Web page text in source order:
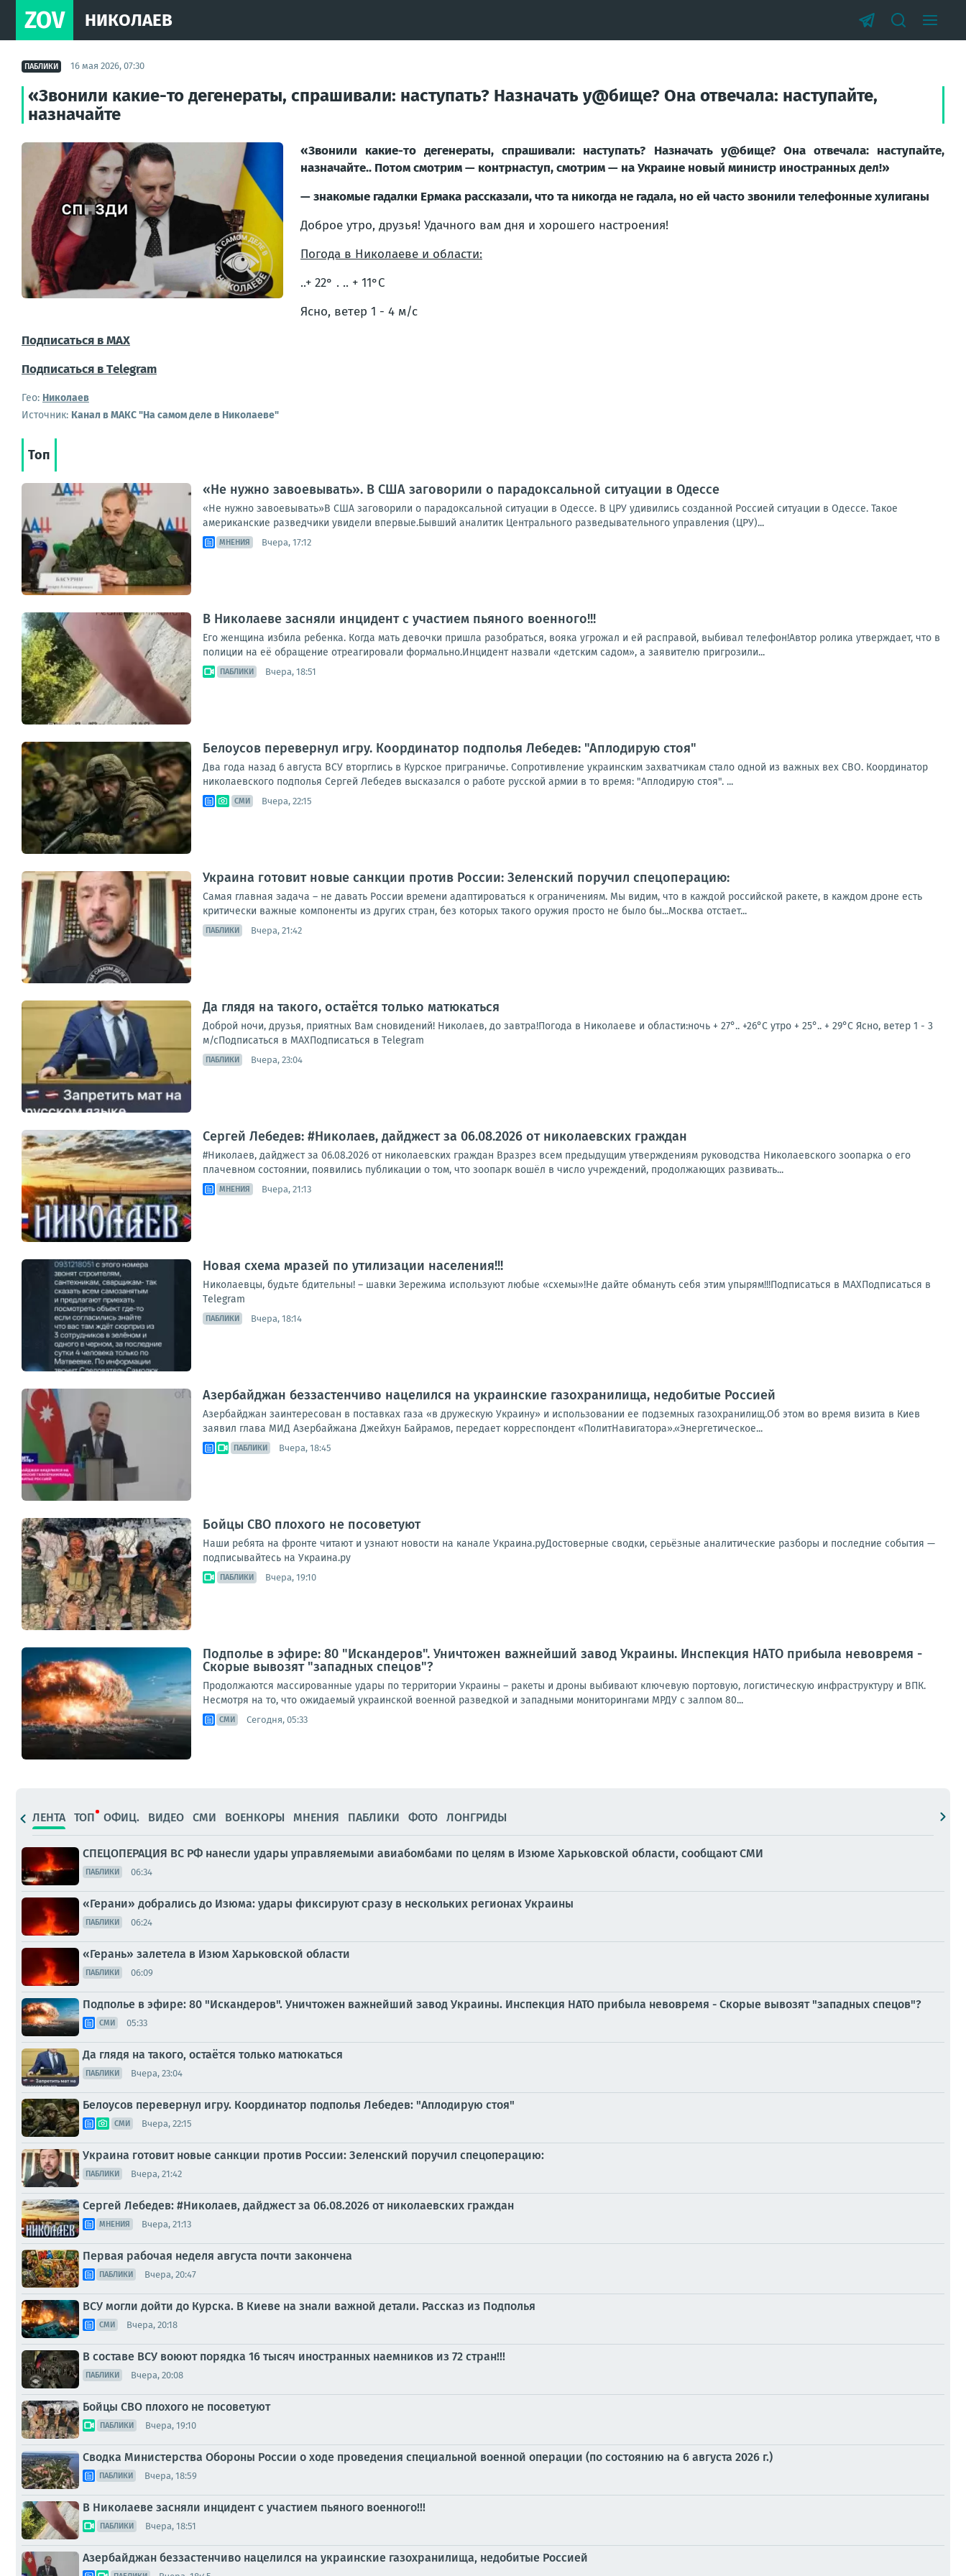
ZOV НИКОЛАЕВ
ПАБЛИКИ 16 мая 2026, 07:30
«Звонили какие-то дегенераты, спрашивали: наступать? Назначать у@бище? Она отвечала: наступайте,
назначайте
«Звонили какие-то дегенераты, спрашивали: наступать? Назначать у@бище? Она отвечала: наступайте,
назначайте.. Потом смотрим — контрнаступ, смотрим — на Украине новый министр иностранных дел!»
— знакомые гадалки Ермака рассказали, что та никогда не гадала, но ей часто звонили телефонные хулиганы
Доброе утро, друзья! Удачного вам дня и хорошего настроения!
Погода в Николаеве и области:
..+ 22° . .. + 11°С
Ясно, ветер 1 - 4 м/с
Подписаться в МАХ
Подписаться в Тelegram
Гео: Николаев
Источник: Канал в МАКС "На самом деле в Николаеве"
Топ
«Не нужно завоевывать». В США заговорили о парадоксальной ситуации в Одессе
«Не нужно завоевывать»В США заговорили о парадоксальной ситуации в Одессе. В ЦРУ удивились созданной Россией ситуации в Одессе. Такое
американские разведчики увидели впервые.Бывший аналитик Центрального разведывательного управления (ЦРУ)...
МНЕНИЯ Вчера, 17:12
В Николаеве засняли инцидент с участием пьяного военного!!!
Его женщина избила ребенка. Когда мать девочки пришла разобраться, вояка угрожал и ей расправой, выбивал телефон!Автор ролика утверждает, что в
полиции на её обращение отреагировали формально.Инцидент назвали «детским садом», а заявителю пригрозили...
ПАБЛИКИ Вчера, 18:51
Белоусов перевернул игру. Координатор подполья Лебедев: "Аплодирую стоя"
Два года назад 6 августа ВСУ вторглись в Курское приграничье. Сопротивление украинским захватчикам стало одной из важных вех СВО. Координатор
николаевского подполья Сергей Лебедев высказался о работе русской армии в то время: "Аплодирую стоя". ...
СМИ Вчера, 22:15
Украина готовит новые санкции против России: Зеленский поручил спецоперацию:
Самая главная задача – не давать России времени адаптироваться к ограничениям. Мы видим, что в каждой российской ракете, в каждом дроне есть
критически важные компоненты из других стран, без которых такого оружия просто не было бы...Москва отстает...
ПАБЛИКИ Вчера, 21:42
Да глядя на такого, остаётся только матюкаться
Доброй ночи, друзья, приятных Вам сновидений! Николаев, до завтра!Погода в Николаеве и области:ночь + 27°.. +26°С утро + 25°.. + 29°С Ясно, ветер 1 - 3
м/сПодписаться в МАХПодписаться в Тelegram
ПАБЛИКИ Вчера, 23:04
Сергей Лебедев: #Николаев, дайджест за 06.08.2026 от николаевских граждан
#Николаев, дайджест за 06.08.2026 от николаевских граждан Вразрез всем предыдущим утверждениям руководства Николаевского зоопарка о его
плачевном состоянии, появились публикации о том, что зоопарк вошёл в число учреждений, продолжающих развивать...
МНЕНИЯ Вчера, 21:13
Новая схема мразей по утилизации населения!!!
Николаевцы, будьте бдительны! – шавки Зережима используют любые «схемы»!Не дайте обмануть себя этим упырям!!!Подписаться в МАХПодписаться в
Тelegram
ПАБЛИКИ Вчера, 18:14
Азербайджан беззастенчиво нацелился на украинские газохранилища, недобитые Россией
Азербайджан заинтересован в поставках газа «в дружескую Украину» и использовании ее подземных газохранилищ.Об этом во время визита в Киев
заявил глава МИД Азербайжана Джейхун Байрамов, передает корреспондент «ПолитНавигатора».«Энергетическое...
ПАБЛИКИ Вчера, 18:45
Бойцы СВО плохого не посоветуют
Наши ребята на фронте читают и узнают новости на канале Украина.руДостоверные сводки, серьёзные аналитические разборы и последние события —
подписывайтесь на Украина.ру
ПАБЛИКИ Вчера, 19:10
Подполье в эфире: 80 "Искандеров". Уничтожен важнейший завод Украины. Инспекция НАТО прибыла невовремя -
Скорые вывозят "западных спецов"?
Продолжаются массированные удары по территории Украины – ракеты и дроны выбивают ключевую портовую, логистическую инфраструктуру и ВПК.
Несмотря на то, что ожидаемый украинской военной разведкой и западными мониторингами МРДУ с залпом 80...
СМИ Сегодня, 05:33
ЛЕНТА ТОП ОФИЦ. ВИДЕО СМИ ВОЕНКОРЫ МНЕНИЯ ПАБЛИКИ ФОТО ЛОНГРИДЫ
СПЕЦОПЕРАЦИЯ ВС РФ нанесли удары управляемыми авиабомбами по целям в Изюме Харьковской области, сообщают СМИ
ПАБЛИКИ 06:34
«Герани» добрались до Изюма: удары фиксируют сразу в нескольких регионах Украины
ПАБЛИКИ 06:24
«Герань» залетела в Изюм Харьковской области
ПАБЛИКИ 06:09
Подполье в эфире: 80 "Искандеров". Уничтожен важнейший завод Украины. Инспекция НАТО прибыла невовремя - Скорые вывозят "западных спецов"?
СМИ 05:33
Да глядя на такого, остаётся только матюкаться
ПАБЛИКИ Вчера, 23:04
Белоусов перевернул игру. Координатор подполья Лебедев: "Аплодирую стоя"
СМИ Вчера, 22:15
Украина готовит новые санкции против России: Зеленский поручил спецоперацию:
ПАБЛИКИ Вчера, 21:42
Сергей Лебедев: #Николаев, дайджест за 06.08.2026 от николаевских граждан
МНЕНИЯ Вчера, 21:13
Первая рабочая неделя августа почти закончена
ПАБЛИКИ Вчера, 20:47
ВСУ могли дойти до Курска. В Киеве на знали важной детали. Рассказ из Подполья
СМИ Вчера, 20:18
В составе ВСУ воюют порядка 16 тысяч иностранных наемников из 72 стран!!!
ПАБЛИКИ Вчера, 20:08
Бойцы СВО плохого не посоветуют
ПАБЛИКИ Вчера, 19:10
Сводка Министерства Обороны России о ходе проведения специальной военной операции (по состоянию на 6 августа 2026 г.)
ПАБЛИКИ Вчера, 18:59
В Николаеве засняли инцидент с участием пьяного военного!!!
ПАБЛИКИ Вчера, 18:51
Азербайджан беззастенчиво нацелился на украинские газохранилища, недобитые Россией